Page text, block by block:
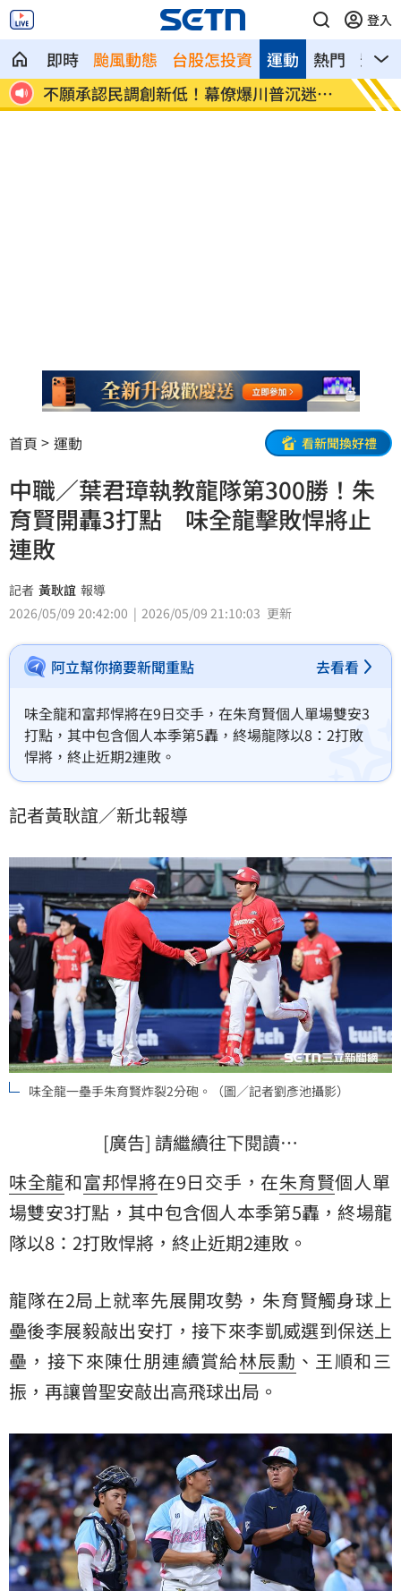
登入
即時 颱風動態 台股怎投資 熱門 影音
運動
落
不願承認民調創新低！幕僚爆川普沉迷這
事
健保
路
首頁 運動 看新聞換好禮
中職／葉君璋執教龍隊第300勝！朱
育賢開轟3打點 味全龍擊敗悍將止
連敗
記者 黃耿誼 報導
2026/05/09 20:42:00
2026/05/09 21:10:03 更新
阿立幫你摘要新聞重點 去看看
味全龍和富邦悍將在9日交手，在朱育賢個人單場雙安3
打點，其中包含個人本季第5轟，終場龍隊以8：2打敗
悍將，終止近期2連敗。
記者黃耿誼／新北報導
味全龍一壘手朱育賢炸裂2分砲。（圖／記者劉彥池攝影）
[廣告] 請繼續往下閱讀…
味全龍和富邦悍將在9日交手，在朱育賢個人單
場雙安3打點，其中包含個人本季第5轟，終場龍
隊以8：2打敗悍將，終止近期2連敗。
龍隊在2局上就率先展開攻勢，朱育賢觸身球上
壘後李展毅敲出安打，接下來李凱威選到保送上
壘，接下來陳仕朋連續賞給林辰勳 、王順和三
振，再讓曾聖安敲出高飛球出局。